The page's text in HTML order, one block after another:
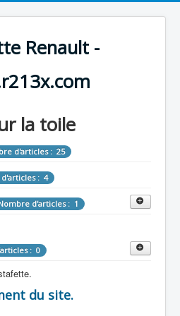
Renault -
la toile
d'articles : 25
: 4
d'articles : 1
Nombre d'articles : 9
a vu sur l'estafette !
d'articles : 3
: 0
d'articles : 0
du site.